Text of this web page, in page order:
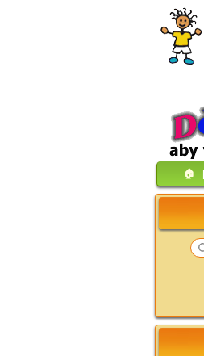
🏠︎